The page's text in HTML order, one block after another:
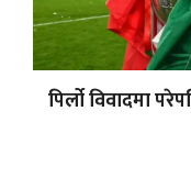
पिर्लो विवादमा